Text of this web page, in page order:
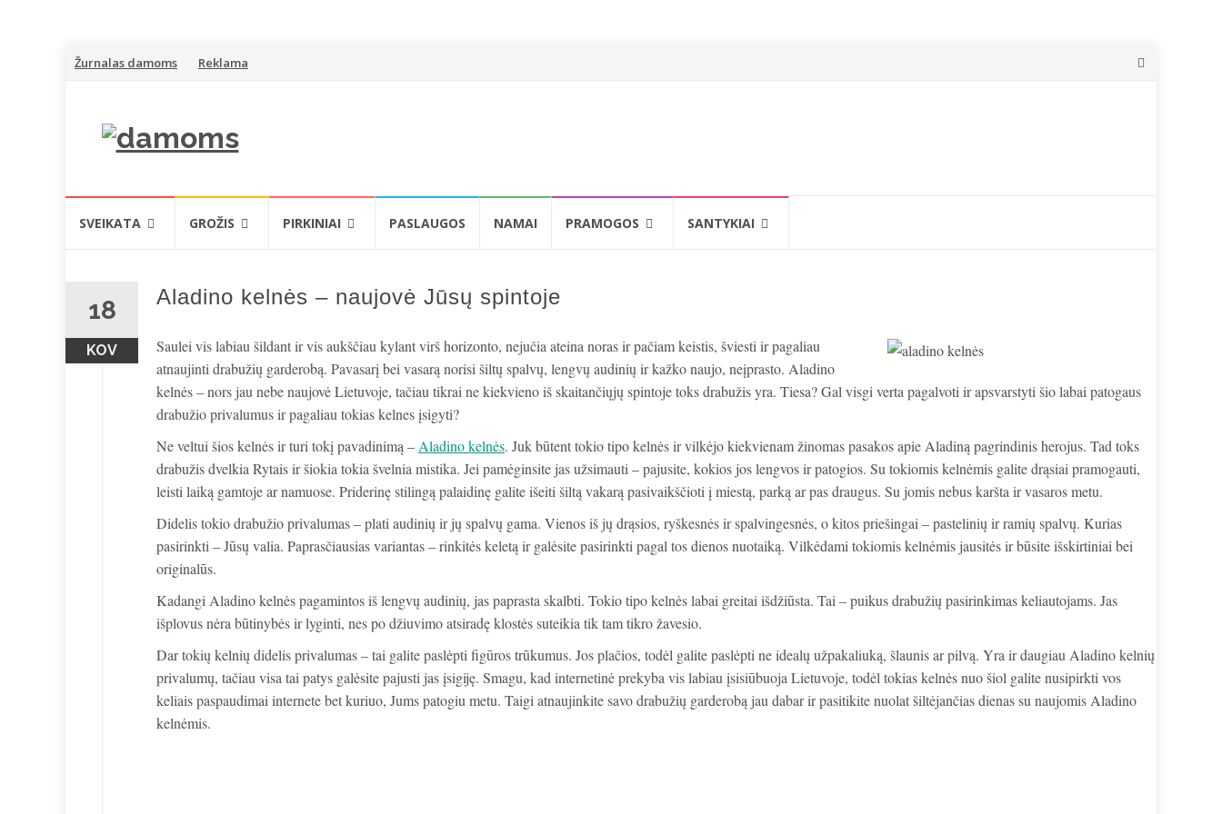
Skip
content
Žurnalas damoms Reklama
SVEIKATA GROŽIS PIRKINIAI PASLAUGOS NAMAI PRAMOGOS SANTYKIAI
18
KOV
Aladino kelnės – naujovė Jūsų spintoje
Saulei vis labiau šildant ir vis aukščiau kylant virš horizonto, nejučia ateina noras ir pačiam keistis, šviesti ir pagaliau
atnaujinti drabužių garderobą. Pavasarį bei vasarą norisi šiltų spalvų, lengvų audinių ir kažko naujo, neįprasto. Aladino
kelnės – nors jau nebe naujovė Lietuvoje, tačiau tikrai ne kiekvieno iš skaitančiųjų spintoje toks drabužis yra. Tiesa? Gal visgi verta pagalvoti ir apsvarstyti šio labai patogaus
drabužio privalumus ir pagaliau tokias kelnes įsigyti?
Ne veltui šios kelnės ir turi tokį pavadinimą – Aladino kelnės. Juk būtent tokio tipo kelnės ir vilkėjo kiekvienam žinomas pasakos apie Aladiną pagrindinis herojus. Tad toks
drabužis dvelkia Rytais ir šiokia tokia švelnia mistika. Jei pamėginsite jas užsimauti – pajusite, kokios jos lengvos ir patogios. Su tokiomis kelnėmis galite drąsiai pramogauti,
leisti laiką gamtoje ar namuose. Priderinę stilingą palaidinę galite išeiti šiltą vakarą pasivaikščioti į miestą, parką ar pas draugus. Su jomis nebus karšta ir vasaros metu.
Didelis tokio drabužio privalumas – plati audinių ir jų spalvų gama. Vienos iš jų drąsios, ryškesnės ir spalvingesnės, o kitos priešingai – pastelinių ir ramių spalvų. Kurias
pasirinkti – Jūsų valia. Paprasčiausias variantas – rinkitės keletą ir galėsite pasirinkti pagal tos dienos nuotaiką. Vilkėdami tokiomis kelnėmis jausitės ir būsite išskirtiniai bei
originalūs.
Kadangi Aladino kelnės pagamintos iš lengvų audinių, jas paprasta skalbti. Tokio tipo kelnės labai greitai išdžiūsta. Tai – puikus drabužių pasirinkimas keliautojams. Jas
išplovus nėra būtinybės ir lyginti, nes po džiuvimo atsiradę klostės suteikia tik tam tikro žavesio.
Dar tokių kelnių didelis privalumas – tai galite paslėpti figūros trūkumus. Jos plačios, todėl galite paslėpti ne idealų užpakaliuką, šlaunis ar pilvą. Yra ir daugiau Aladino kelnių
privalumų, tačiau visa tai patys galėsite pajusti jas įsigiję. Smagu, kad internetinė prekyba vis labiau įsisiūbuoja Lietuvoje, todėl tokias kelnės nuo šiol galite nusipirkti vos
keliais paspaudimai internete bet kuriuo, Jums patogiu metu. Taigi atnaujinkite savo drabužių garderobą jau dabar ir pasitikite nuolat šiltėjančias dienas su naujomis Aladino
kelnėmis.